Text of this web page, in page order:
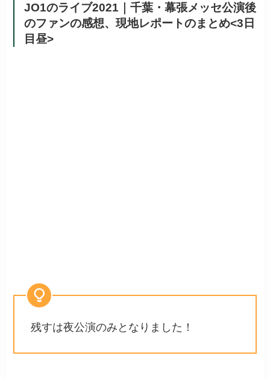
JO1のライブ2021｜千葉・幕張メッセ公演後
のファンの感想、現地レポートのまとめ<3日
目昼>
残すは夜公演のみとなりました！